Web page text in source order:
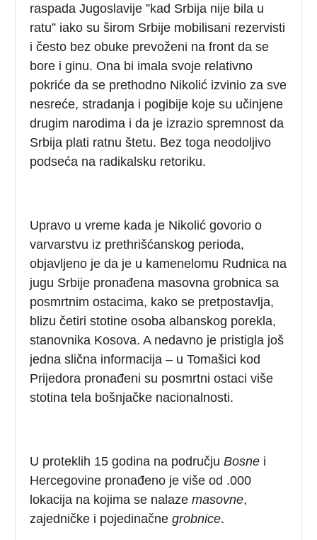
raspada Jugoslavije ”kad Srbija nije bila u
ratu” iako su širom Srbije mobilisani rezervisti
i često bez obuke prevoženi na front da se
bore i ginu. Ona bi imala svoje relativno
pokriće da se prethodno Nikolić izvinio za sve
nesreće, stradanja i pogibije koje su učinjene
drugim narodima i da je izrazio spremnost da
Srbija plati ratnu štetu. Bez toga neodoljivo
podseća na radikalsku retoriku.
Upravo u vreme kada je Nikolić govorio o
varvarstvu iz prethrišćanskog perioda,
objavljeno je da je u kamenelomu Rudnica na
jugu Srbije pronađena masovna grobnica sa
posmrtnim ostacima, kako se pretpostavlja,
blizu četiri stotine osoba albanskog porekla,
stanovnika Kosova. A nedavno je pristigla još
jedna slična informacija – u Tomašici kod
Prijedora pronađeni su posmrtni ostaci više
stotina tela bošnjačke nacionalnosti.
U proteklih 15 godina na područjuBosne i
Hercegovine pronađeno je više od .000
lokacija na kojima se nalazemasovne,
zajedničke i pojedinačnegrobnice.